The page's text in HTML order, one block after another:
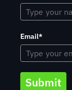
Email*
Submit